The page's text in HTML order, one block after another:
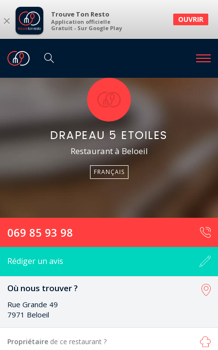
× Trouve Ton Resto
Application officielle
Gratuit - Sur Google Play
OUVRIR
DRAPEAU 5 ETOILES
Restaurant à Beloeil
FRANÇAIS
069 85 93 98
Rédiger un avis
Où nous trouver ?
Rue Grande 49
7971 Beloeil
Propriétaire de ce restaurant ?